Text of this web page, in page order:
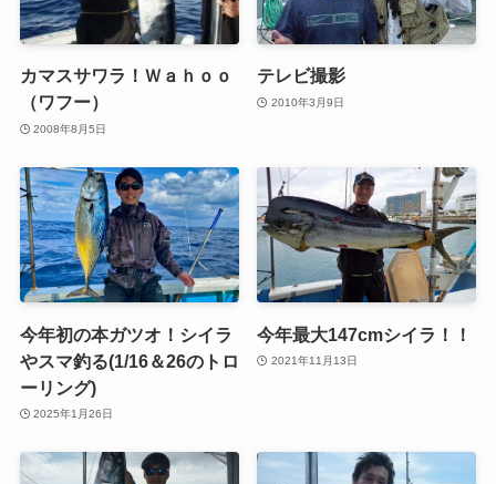
カマスサワラ！Ｗａｈｏｏ
（ワフー）
2008年8月5日
テレビ撮影
2010年3月9日
今年初の本ガツオ！シイラ
やスマ釣る(1/16＆26のトロ
ーリング)
2025年1月26日
今年最大147cmシイラ！！
2021年11月13日